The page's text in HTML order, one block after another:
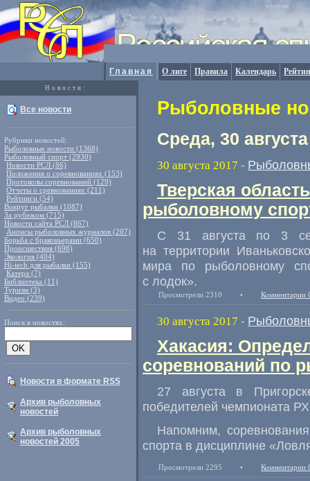
Главная О лиге Правила Календарь
Новости:
Все новости
Рубрики новостей:
Рыболовные новости (1368)
Рыболовный спорт (2930)
Новости РСЛ (86)
Положения о соревнованиях (153)
Протоколы соревнований (129)
Отчеты о сревнованиях (211)
Рейтинги (54)
Вокруг рыбалки (1087)
За рубежом (715)
Новости сайта РСЛ (867)
Анонсы рыболовных журналов (207)
Борьба с браконьерами (650)
Происшествия (698)
Экология (404)
Hi-tech для рыбалки (155)
Катера (7)
Библиотека (11)
Туризм (3)
Видео (239)
Поиск в новостях:
Новости в формате RSS
Архив рыболовных
новостей
Архив рыболовных
новостей 2005
Рыболовные
Среда, 30
30 августа 2017 -
Тверская
рыболовному
С 31 августа по 3
на территории
мира по рыболовному
с лодок».
Просмотрели 2310 • Комментарии
30 августа 2017 -
Хакасия:
соревнований по
27 августа в
победителей чемпионата
Напомним,
спорта в дисциплине «
Просмотрели 2295 • Комментарии